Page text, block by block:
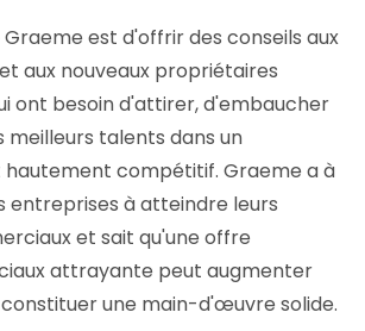
est d'offrir des conseils aux
aux nouveaux propriétaires
ont besoin d'attirer, d'embaucher
meilleurs talents dans un
compétitif. Graeme a à
entreprises à atteindre leurs
et sait qu'une offre
attrayante peut augmenter
une main-d'œuvre solide.